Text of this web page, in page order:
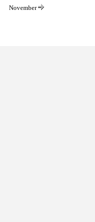
November